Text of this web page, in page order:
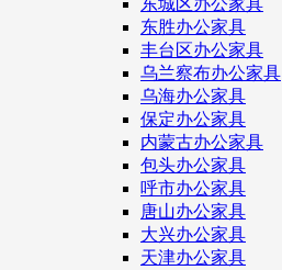
东城区办公家具
东胜办公家具
丰台区办公家具
乌兰察布办公家具
乌海办公家具
保定办公家具
内蒙古办公家具
包头办公家具
呼市办公家具
唐山办公家具
大兴办公家具
天津办公家具